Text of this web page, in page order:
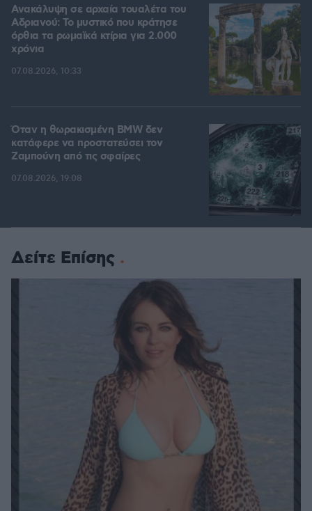
Ανακάλυψη σε αρχαία τουαλέτα του
Αδριανού: Το μυστικό που κράτησε
όρθια τα ρωμαϊκά κτίρια για 2.000
χρόνια
07.08.2026, 10:33
Όταν η θωρακισμένη BMW δεν
κατάφερε να προστατεύσει τον
Ζαμπούνη από τις σφαίρες
07.08.2026, 19:08
Δείτε Επίσης